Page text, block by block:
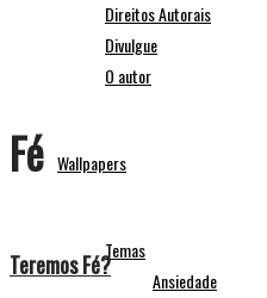
Direitos Autorais
Divulgue
O autor
Wallpapers
Temas
Ansiedade
Fé
Teremos Fé?